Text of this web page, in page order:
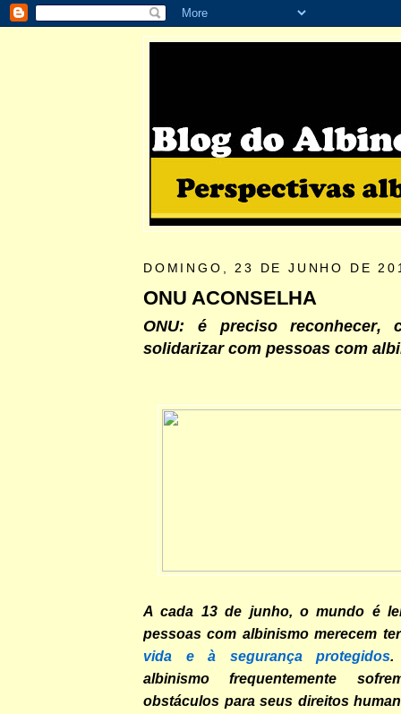
DOMINGO, 23 DE JUNHO DE
ONU ACONSELHA
ONU: é preciso reconhecer,
solidarizar com pessoas com
A cada 13 de junho, o mundo é
pessoas com albinismo merecem
vida e à segurança protegidos.
albinismo frequentemente
obstáculos para seus direitos